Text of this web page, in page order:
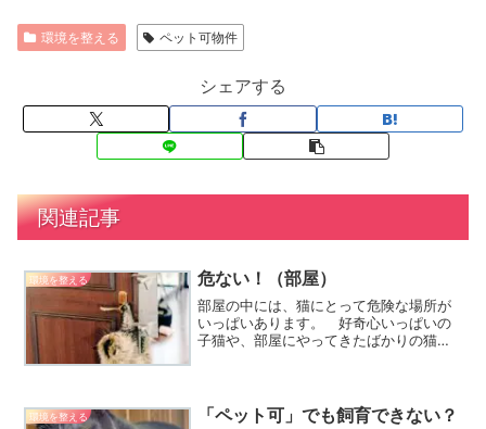
環境を整える ペット可物件
シェアする
関連記事
環境を整える 危ない！（部屋）
部屋の中には、猫にとって危険な場所が
いっぱいあります。 好奇心いっぱいの
子猫や、部屋にやってきたばかりの猫に
環境を整える 「ペット可」でも飼育できない？